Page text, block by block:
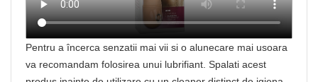
Pentru a încerca senzatii mai vii si o alunecare mai usoara
va recomandam folosirea unui lubrifiant. Spalati acest